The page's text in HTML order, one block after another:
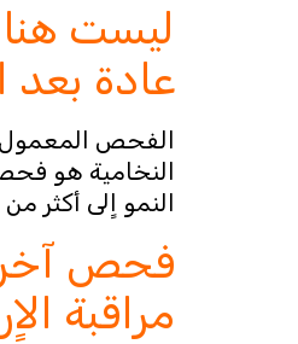
ليست
عادة بعد
الفحص المعمول
النمو اٍلى أكثر من 13 نانوغرم/ميليلتر. حيث يشير اٍنعدام علو مستوى الهورمون اٍلى عدم اٍفرازه.
مراقبة